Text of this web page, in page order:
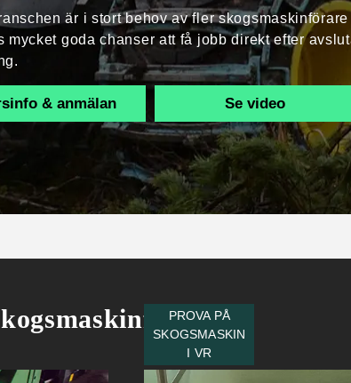
är i stort behov av fler skogsmaskin­förare
mycket goda chanser att få jobb direkt efter
& anmälan Se video
PROVA PÅ
SKOGSMASKIN
I VR